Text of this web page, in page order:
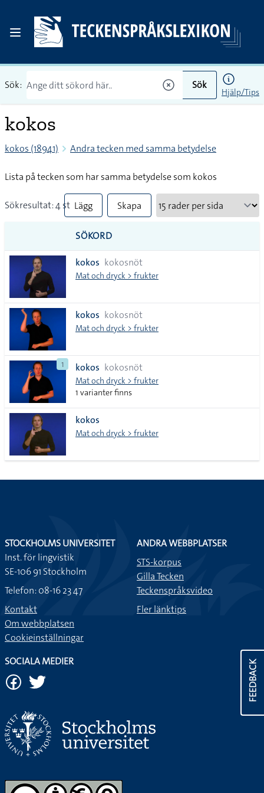
Sök: Sök
Hjälp/Tips
kokos
kokos (18941) Andra tecken med samma betydelse
Lista på tecken som har samma betydelse som kokos
Sökresultat: 4 st Lägg
till
alla i
lista
Skapa
SÖKORD
kokos kokosnöt
Mat och dryck > frukter
kokos kokosnöt
Mat och dryck > frukter
1 kokos kokosnöt
Mat och dryck > frukter
1 varianter finns
kokos
Mat och dryck > frukter
FEEDBACK
STOCKHOLMS UNIVERSITET
Inst. för lingvistik
SE-106 91 Stockholm
Telefon: 08-16 23 47
Kontakt
Om webbplatsen
Cookieinställningar
ANDRA WEBBPLATSER
STS-korpus
Gilla Tecken
Teckenspråksvideo
Fler länktips
SOCIALA MEDIER